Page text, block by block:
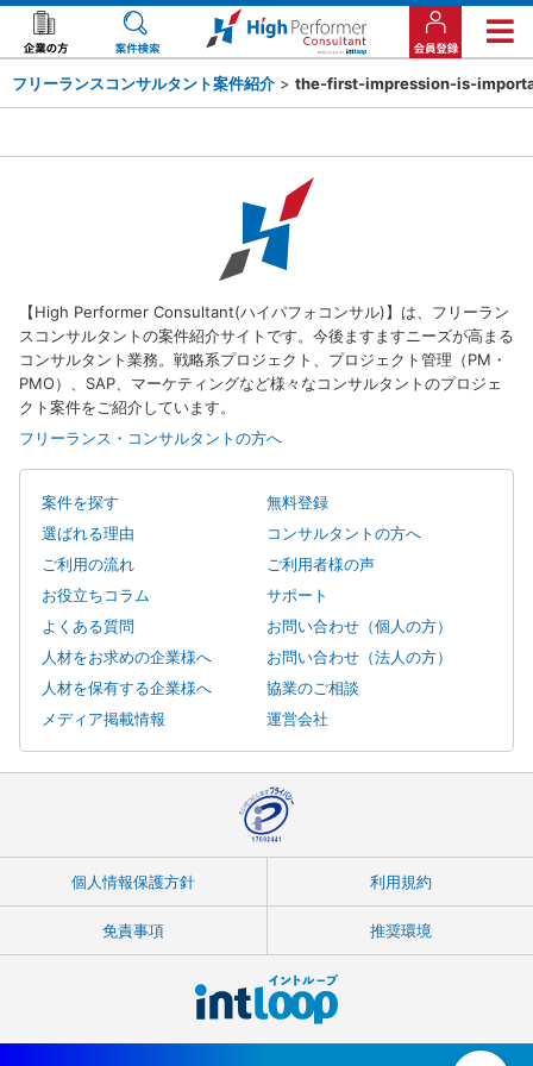
フリーランスコンサルタント案件紹介 > the-first-impression-is-
【High Performer Consultant(ハイパフォコンサル)】は、フリーラン
スコンサルタントの案件紹介サイトです。今後ますますニーズが高まる
コンサルタント業務。戦略系プロジェクト、プロジェクト管理（PM・
PMO）、SAP、マーケティングなど様々なコンサルタントのプロジェ
クト案件をご紹介しています。
フリーランス・コンサルタントの方へ
案件を探す
無料登録
選ばれる理由
コンサルタントの方へ
ご利用の流れ
ご利用者様の声
お役立ちコラム
サポート
よくある質問
お問い合わせ（個人の方）
人材をお求めの企業様へ
お問い合わせ（法人の方）
人材を保有する企業様へ
協業のご相談
メディア掲載情報
運営会社
個人情報保護方針 利用規約
免責事項 推奨環境